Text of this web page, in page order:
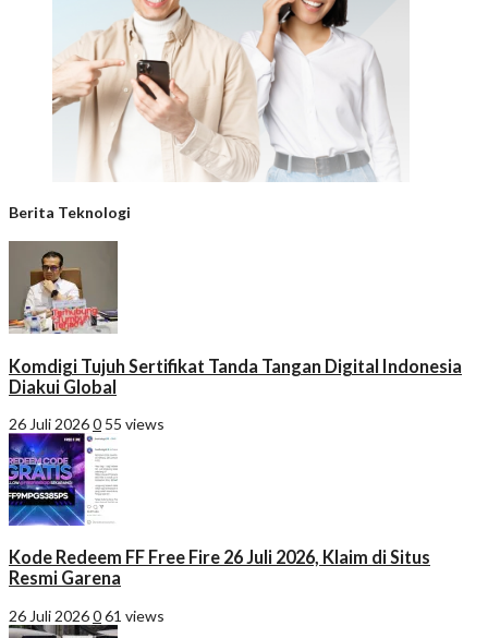
Berita Teknologi
Komdigi Tujuh Sertifikat Tanda Tangan Digital Indonesia
Diakui Global
26 Juli 20260 55 views
Kode Redeem FF Free Fire 26 Juli 2026, Klaim di Situs
Resmi Garena
26 Juli 2026061 views